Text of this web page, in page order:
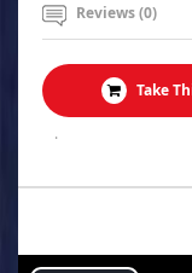
Reviews (0)
Take
.